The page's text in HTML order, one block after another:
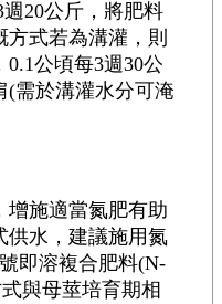
20公斤，將肥料
式若為溝灌，則
公頃每3週30公
(需於溝灌水分可淹
增施適當氮肥有助
供水，建議施用氮
即溶複合肥料(N-
與母莖培育期相